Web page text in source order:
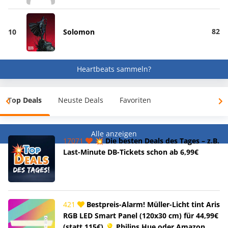
10 Solomon 82
Heartbeats sammeln?
Top Deals Neuste Deals Favoriten
Alle anzeigen
17071
💥 Die besten Deals des Tages – z.B.
Last-Minute DB-Tickets schon ab 6,99€
421
Bestpreis-Alarm! Müller-Licht tint Aris
RGB LED Smart Panel (120x30 cm) für 44,99€